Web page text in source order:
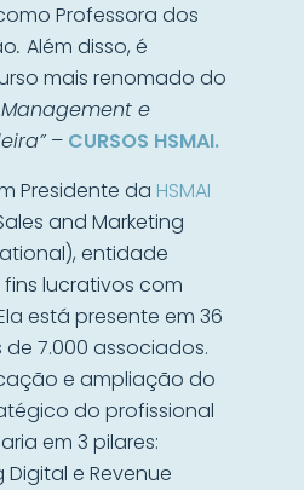
Professora dos
. Além disso, é
mais renomado do
e
– CURSOS HSMAI.
Presidente da HSMAI
and Marketing
entidade
lucrativos com
está presente em 36
7.000 associados.
e ampliação do
do profissional
em 3 pilares:
e Revenue